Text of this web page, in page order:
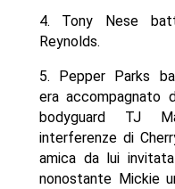
4. Tony Nese
Reynolds.
5. Pepper Parks
era accompagnato
bodyguard TJ
interferenze di
amica da lui
nonostante Mickie